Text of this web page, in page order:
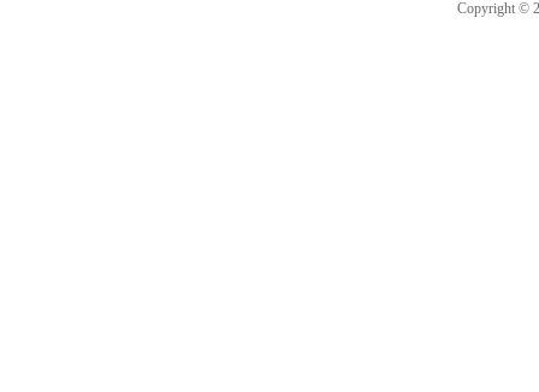
Copyright ©